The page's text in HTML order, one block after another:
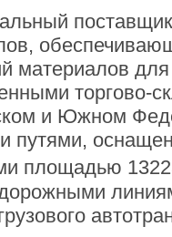
материалов
торгово-
и Южном
путями,
площадью